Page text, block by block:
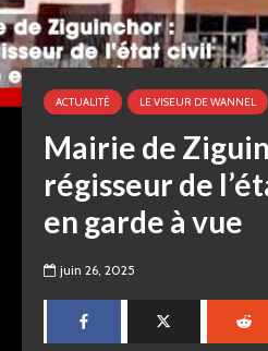
ACTUALITÉ LE VISEUR DE WANNEL
Mairie de
régisseur de
en garde à vue
juin 26, 2025